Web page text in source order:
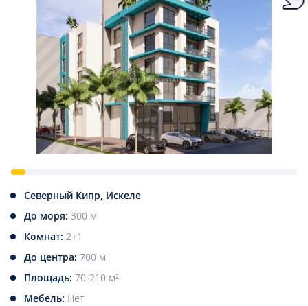
Северный Кипр, Искеле
До моря: 300 м
Комнат: 2+1
До центра: 700 м
Площадь: 70-210 м²
Мебель: Нет